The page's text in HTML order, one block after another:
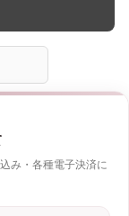
み・各種電子決済に